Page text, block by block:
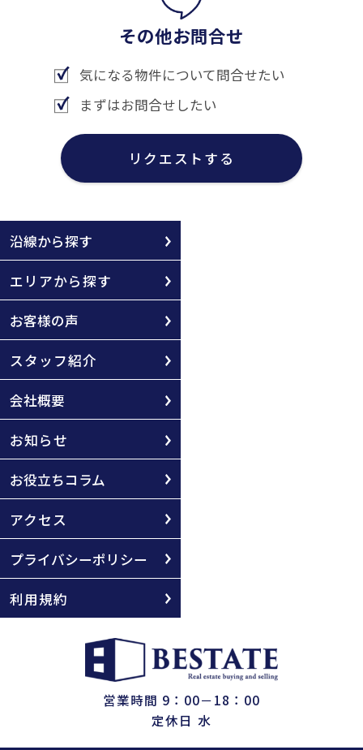
その他お問合せ
気になる物件について問合せたい
まずはお問合せしたい
リクエストする
沿線から探す
エリアから探す
お客様の声
スタッフ紹介
会社概要
お知らせ
お役立ちコラム
アクセス
プライバシーポリシー
利用規約
営業時間 9：00－18：00
定休日 水